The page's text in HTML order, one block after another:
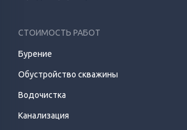
СТОИМОСТЬ РАБОТ
Бурение
Обустройство скважины
Водочистка
Канализация